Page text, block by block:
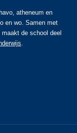
atheneum en
en wo. Samen met
de school deel
.